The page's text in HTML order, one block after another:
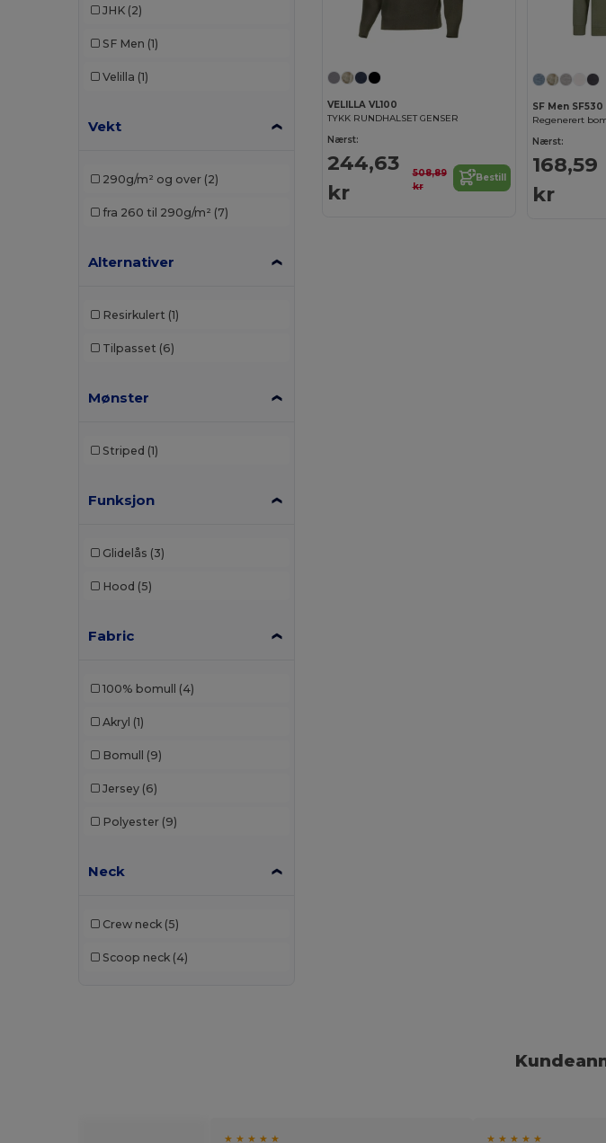
JHK (2)
SF Men (1)
Velilla (1)
Vekt
290g/m² og over (2)
fra 260 til 290g/m² (7)
Alternativer
Resirkulert (1)
Tilpasset (6)
Mønster
Striped (1)
Funksjon
Glidelås (3)
Hood (5)
Fabric
100% bomull (4)
Akryl (1)
Bomull (9)
Jersey (6)
Polyester (9)
Neck
Crew neck (5)
Scoop neck (4)
VELILLA VL100
TYKK RUNDHALSET GENSER
Nærst:
244,63
kr
508,89
kr
Bestill
SF Men SF530
Nærst:
168,59
kr
★ ★ ★ ★ ★
★ ★ ★ ★ ★